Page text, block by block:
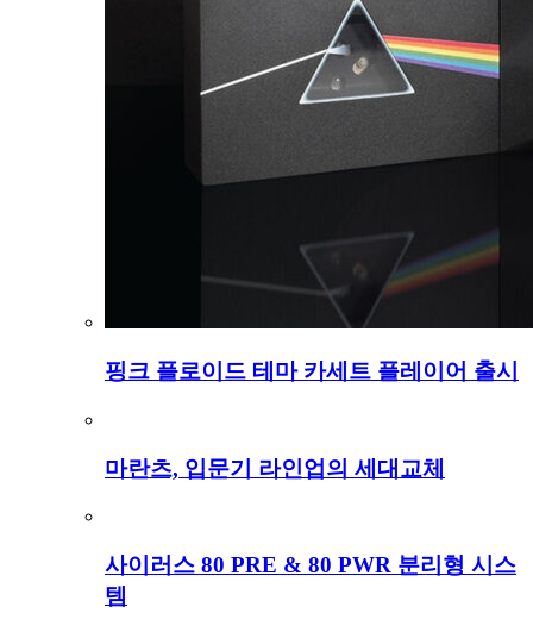
핑크 플로이드 테마 카세트 플레이어 출시
마란츠, 입문기 라인업의 세대교체
사이러스 80 PRE & 80 PWR 분리형 시스
템